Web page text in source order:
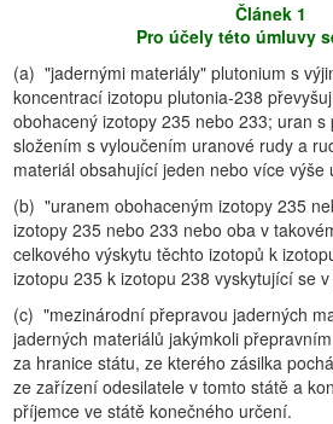
Článek 1
Pro účely této úmluvy
(a) "jadernými materiály" plutonium s
koncentrací izotopu plutonia-238
obohacený izotopy 235 nebo 233; uran
složením s vyloučením uranové rudy a
materiál obsahující jeden nebo více výše
(b) "uranem obohaceným izotopy 235
izotopy 235 nebo 233 nebo oba v
celkového výskytu těchto izotopů k
izotopu 235 k izotopu 238 vyskytující se
(c) "mezinárodní přepravou jaderných
jaderných materiálů jakýmkoli
za hranice státu, ze kterého zásilka
ze zařízení odesilatele v tomto státě a
příjemce ve státě konečného určení.